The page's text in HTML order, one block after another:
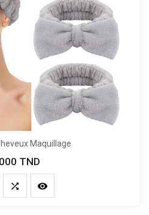
Maquillage
Prix
TND
 